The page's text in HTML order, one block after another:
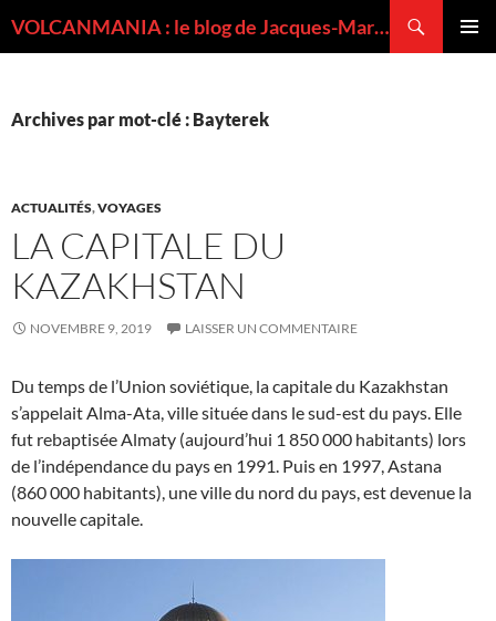
VOLCANMANIA : le blog de Jacques-Marie BARDINTZEFF, volcanologue
Archives par mot-clé : Bayterek
ACTUALITÉS,VOYAGES
LA CAPITALE DU
KAZAKHSTAN
NOVEMBRE 9, 2019 LAISSER UN COMMENTAIRE
Du temps de l’Union soviétique, la capitale du Kazakhstan
s’appelait Alma-Ata, ville située dans le sud-est du pays. Elle
fut rebaptisée Almaty (aujourd’hui 1 850 000 habitants) lors
de l’indépendance du pays en 1991. Puis en 1997, Astana
(860 000 habitants), une ville du nord du pays, est devenue la
nouvelle capitale.